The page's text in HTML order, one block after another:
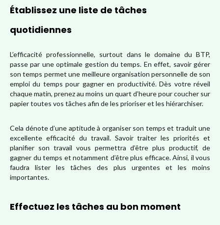
Établissez une liste de tâches
quotidiennes
L’efficacité professionnelle, surtout dans le domaine du BTP,
passe par une optimale gestion du temps. En effet, savoir gérer
son temps permet une meilleure organisation personnelle de son
emploi du temps pour gagner en productivité. Dès votre réveil
chaque matin, prenez au moins un quart d’heure pour coucher sur
papier toutes vos tâches afin de les prioriser et les hiérarchiser.
Cela dénote d’une aptitude à organiser son temps et traduit une
excellente efficacité du travail. Savoir traiter les priorités et
planifier son travail vous permettra d’être plus productif, de
gagner du temps et notamment d’être plus efficace. Ainsi, il vous
faudra lister les tâches des plus urgentes et les moins
importantes.
Effectuez les tâches au bon moment